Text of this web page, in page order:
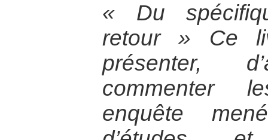
« Du
retour » Ce
présenter,
commenter
enquête